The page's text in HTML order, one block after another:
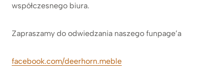
współczesnego biura.
Zapraszamy do odwiedzania naszego funpage’a
facebook.com/deerhorn.meble